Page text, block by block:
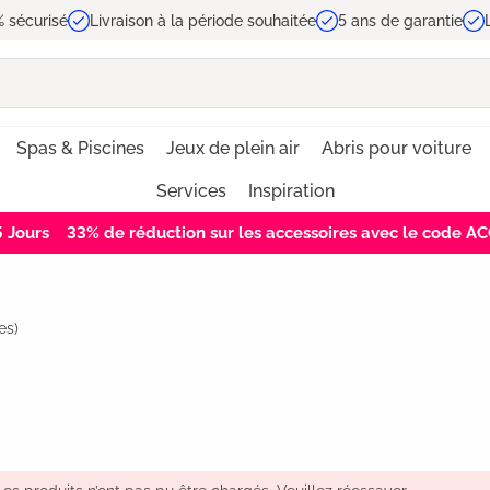
sécurisé Livraison à la période souhaitée 5 ans de garantie
Spas & Piscines Jeux de plein air Abris pour voiture
Services Inspiration
Jours 33% de réduction sur les accessoires avec le code